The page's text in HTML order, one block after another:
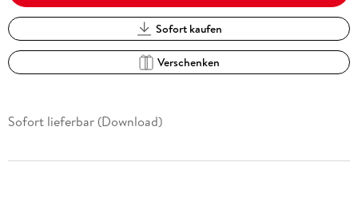
Sofort kaufen
Verschenken
Sofort lieferbar (Download)